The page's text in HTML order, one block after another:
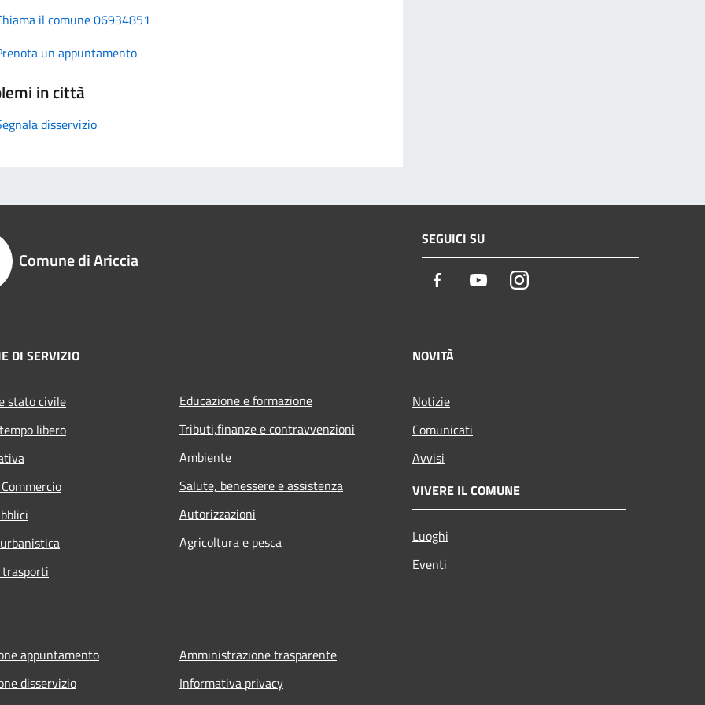
il comune 06934851
un appuntamento
in città
disservizio
Comune di Ariccia
SEGUICI SU
Facebook YoutubeInstagram
DI SERVIZIO
stato civile
libero
Educazione e formazione
Tributi,finanze e contravvenzioni
Ambiente
Salute, benessere e assistenza
Autorizzazioni
Agricoltura e pesca
NOVITÀ
Notizie
Comunicati
Avvisi
VIVERE IL COMUNE
Luoghi
Eventi
appuntamento
disservizio
Amministrazione trasparente
Informativa privacy